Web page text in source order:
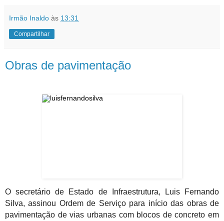
Irmão Inaldo às 13:31
Compartilhar
Obras de pavimentação
O secretário de Estado de Infraestrutura, Luis Fernando
Silva, assinou Ordem de Serviço para início das obras de
pavimentação de vias urbanas com blocos de concreto em